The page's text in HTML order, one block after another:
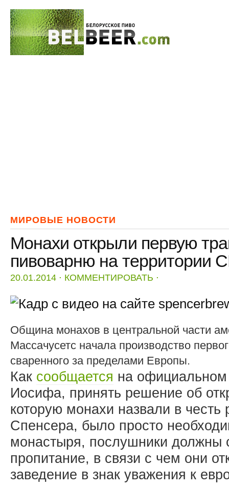
МИРОВЫЕ НОВОСТИ
Монахи открыли первую
пивоварню на территории
20.01.2014 ⋅ КОММЕНТИРОВАТЬ ⋅
Община монахов в центральной части
Массачусетс начала производство
сваренного за пределами Европы.
Как сообщается на официальном
Иосифа, принять решение об
которую монахи назвали в честь
Спенсера, было просто
монастыря, послушники должны
пропитание, в связи с чем они
заведение в знак уважения к